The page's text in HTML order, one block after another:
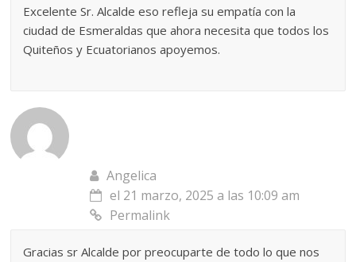
Excelente Sr. Alcalde eso refleja su empatía con la
ciudad de Esmeraldas que ahora necesita que todos los
Quiteños y Ecuatorianos apoyemos.
Angelica
el 21 marzo, 2025 a las 10:09 am
Permalink
Gracias sr Alcalde por preocuparte de todo lo que nos